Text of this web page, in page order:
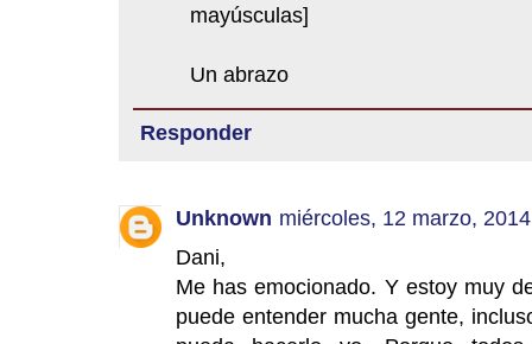
mayúsculas]
Un abrazo
Responder
Unknown miércoles, 12 marzo, 2014
Dani,
Me has emocionado. Y estoy muy
puede entender mucha gente,